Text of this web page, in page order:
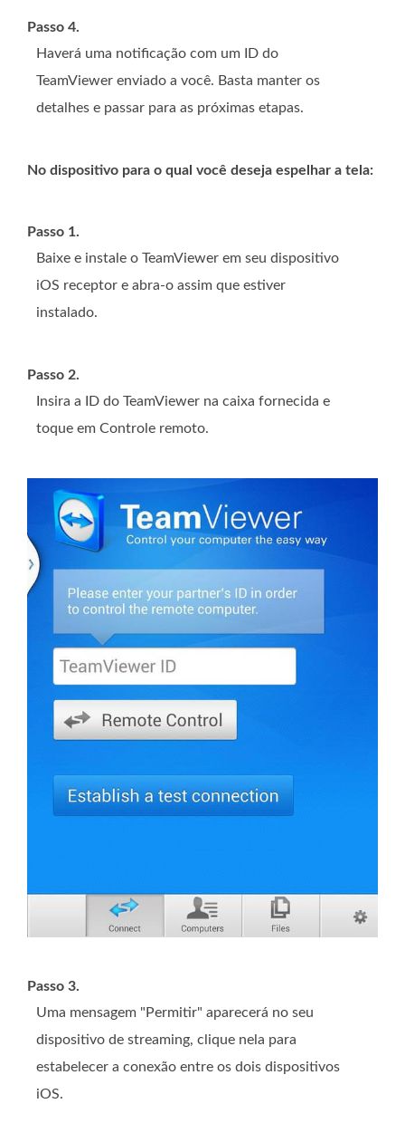
Passo 4.
Haverá uma notificação com um ID do
TeamViewer enviado a você. Basta manter os
detalhes e passar para as próximas etapas.
No dispositivo para o qual você deseja espelhar a tela:
Passo 1.
Baixe e instale o TeamViewer em seu dispositivo
iOS receptor e abra-o assim que estiver
instalado.
Passo 2.
Insira a ID do TeamViewer na caixa fornecida e
toque em Controle remoto.
Passo 3.
Uma mensagem "Permitir" aparecerá no seu
dispositivo de streaming, clique nela para
estabelecer a conexão entre os dois dispositivos
iOS.